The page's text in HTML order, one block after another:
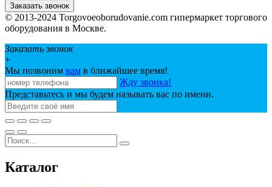
Заказать звонок
© 2013-2024 Torgovoeoborudovanie.com гипермаркет торгового
оборудования в Москве.
Заказать звонок
+
Мы позвоним вам в ближайшее время!
Жду звонка!
Представьтесь и мы будем называть вас по имени.
Каталог